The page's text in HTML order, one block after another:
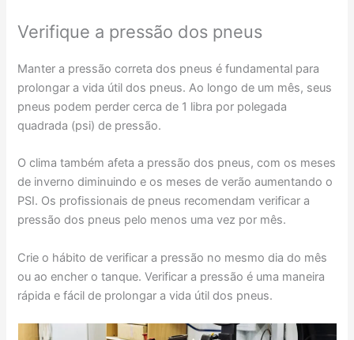
Verifique a pressão dos pneus
Manter a pressão correta dos pneus é fundamental para
prolongar a vida útil dos pneus. Ao longo de um mês, seus
pneus podem perder cerca de 1 libra por polegada
quadrada (psi) de pressão.
O clima também afeta a pressão dos pneus, com os meses
de inverno diminuindo e os meses de verão aumentando o
PSI. Os profissionais de pneus recomendam verificar a
pressão dos pneus pelo menos uma vez por mês.
Crie o hábito de verificar a pressão no mesmo dia do mês
ou ao encher o tanque. Verificar a pressão é uma maneira
rápida e fácil de prolongar a vida útil dos pneus.